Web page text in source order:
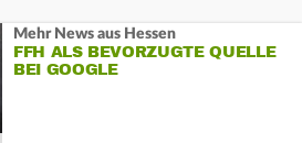
Mehr News aus Hessen
FFH ALS BEVORZUGTE QUELLE
BEI GOOGLE